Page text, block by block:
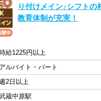
り付けメイン♪シフト
教育体制が充実！
給1225円以上
アルバイト・パート
2日以上
蔵中原駅